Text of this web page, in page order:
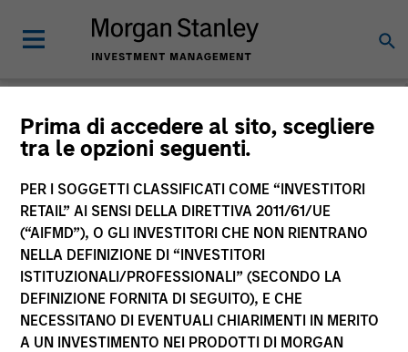
Prima di accedere al sito, scegliere
tra le opzioni seguenti.
PER I SOGGETTI CLASSIFICATI COME “INVESTITORI
RETAIL” AI SENSI DELLA DIRETTIVA 2011/61/UE
(“AIFMD”), O GLI INVESTITORI CHE NON RIENTRANO
NELLA DEFINIZIONE DI “INVESTITORI
ISTITUZIONALI/PROFESSIONALI” (SECONDO LA
DEFINIZIONE FORNITA DI SEGUITO), E CHE
NECESSITANO DI EVENTUALI CHIARIMENTI IN MERITO
A UN INVESTIMENTO NEI PRODOTTI DI MORGAN
Morgan Stanley
Investment Funds
La presente comunicazione ha carattere promozionale.